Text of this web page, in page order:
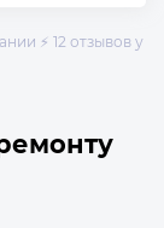
⚡ 12 отзывов у